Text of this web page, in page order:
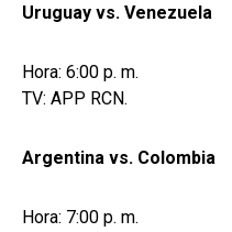
Uruguay vs. Venezuela
Hora: 6:00 p. m.
TV: APP RCN.
Argentina vs. Colombia
Hora: 7:00 p. m.